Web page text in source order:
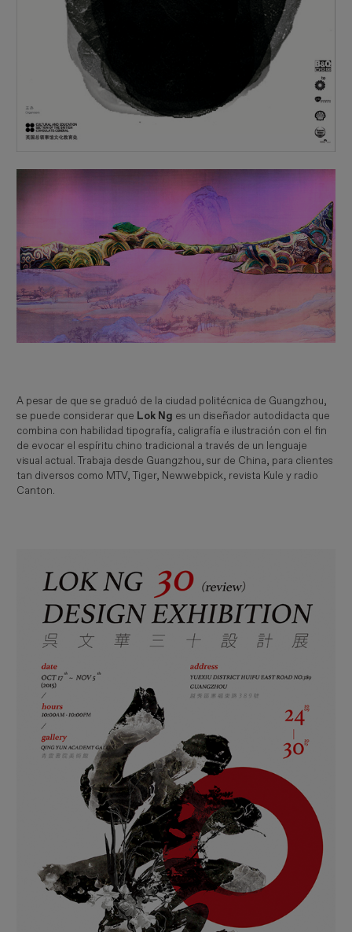
A pesar de que se graduó de la ciudad politécnica de Guangzhou,
se puede considerar que Lok Ng es un diseñador autodidacta que
combina con habilidad tipografía, caligrafía e ilustración con el fin
de evocar el espíritu chino tradicional a través de un lenguaje
visual actual. Trabaja desde Guangzhou, sur de China, para clientes
tan diversos como MTV, Tiger, Newwebpick, revista Kule y radio
Canton.